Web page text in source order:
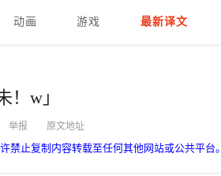
动画 游戏 最新译文
！w」
举报 原文地址
止复制内容转载至任何其他网站或公共平台。